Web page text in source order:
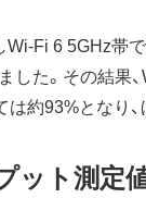
Fi 6 5GHz帯
した。その結果
約93%となり
ット測定